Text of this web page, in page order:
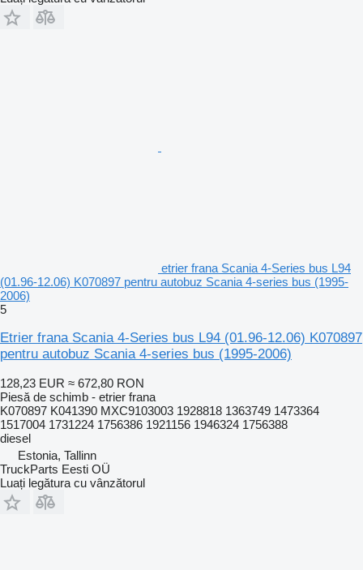
etrier frana Scania 4-Series bus L94
(01.96-12.06) K070897 pentru autobuz Scania 4-series bus (1995-
2006)
5
Etrier frana Scania 4-Series bus L94 (01.96-12.06) K070897
pentru autobuz Scania 4-series bus (1995-2006)
128,23 EUR ≈ 672,80 RON
Piesă de schimb - etrier frana
K070897 K041390 MXC9103003 1928818 1363749 1473364
1517004 1731224 1756386 1921156 1946324 1756388
diesel
Estonia, Tallinn
TruckParts Eesti OÜ
Luați legătura cu vânzătorul